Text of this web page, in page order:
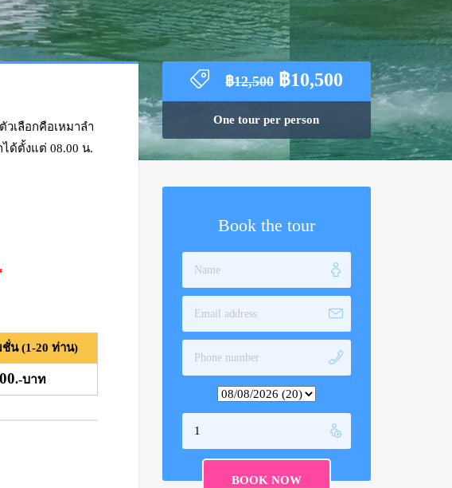
เลือกคือเหมาลำ
ด้ตั้งแต่ 08.00 น.
น (1-20 ท่าน)
.-บาท
฿12,500 Original
price
was:
฿12,500.
฿10,500Current
price
฿10,500.
One tour per person
Book the tour